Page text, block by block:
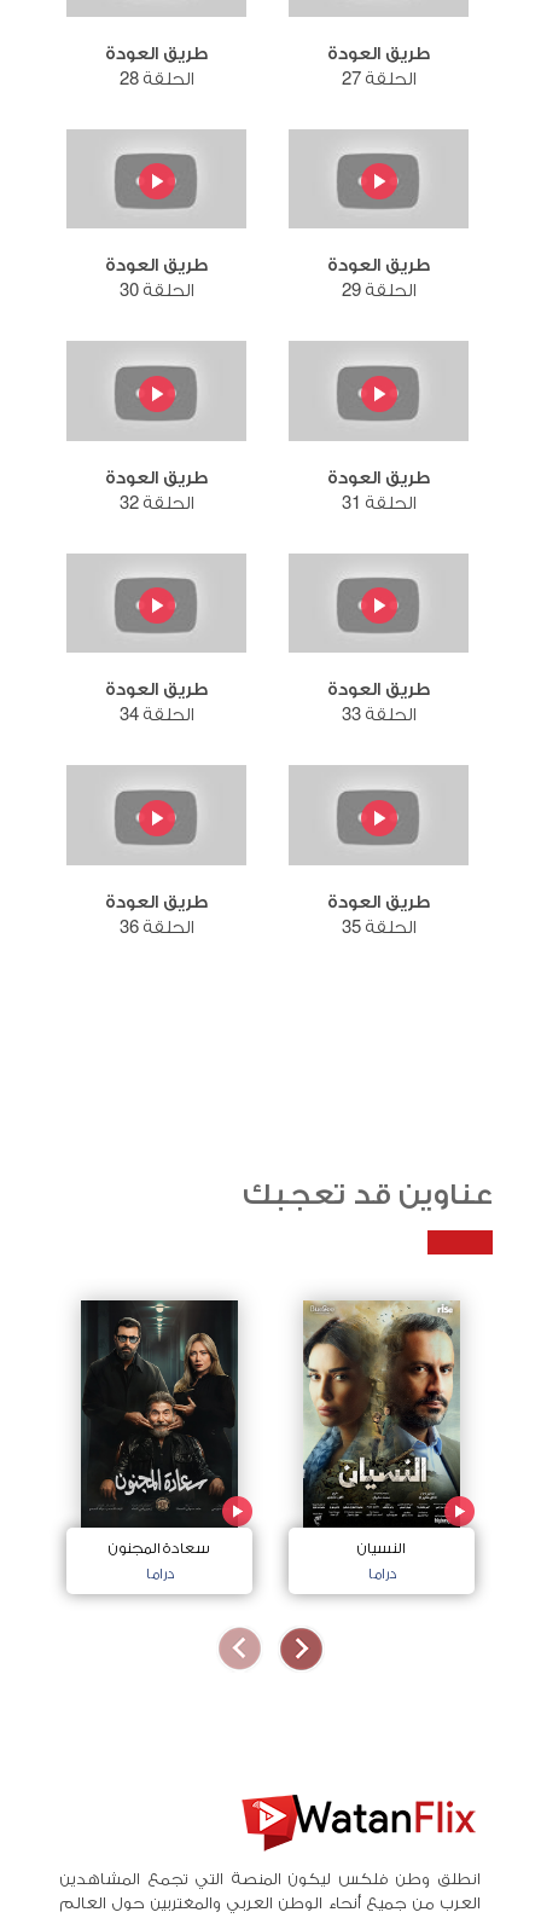
طريق العودة
الحلقة 27
طريق العودة
الحلقة 28
طريق العودة
الحلقة 29
طريق العودة
الحلقة 30
طريق العودة
الحلقة 31
طريق العودة
الحلقة 32
طريق العودة
الحلقة 33
طريق العودة
الحلقة 34
طريق العودة
الحلقة 35
طريق العودة
الحلقة 36
عناوين قد تعجبك
النسيان
دراما
سعادة المجنون
دراما
انطلق وطن فلكس ليكون المنصة التي تجمع المشاهدين
العرب من جميع أنحاء الوطن العربي والمغتربين حول العالم